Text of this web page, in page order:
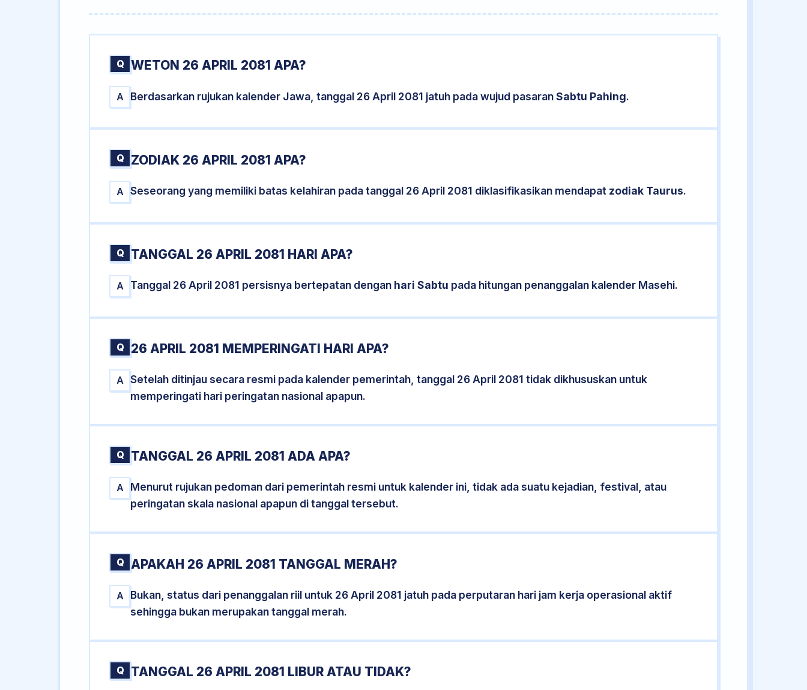
Q WETON 26 APRIL 2081 APA?
A Berdasarkan rujukan kalender Jawa, tanggal 26 April 2081 jatuh pada wujud pasaranSabtu Pahing.
Q ZODIAK 26 APRIL 2081 APA?
A Seseorang yang memiliki batas kelahiran pada tanggal 26 April 2081 diklasifikasikan mendapat zodiak Taurus.
Q TANGGAL 26 APRIL 2081 HARI APA?
A Tanggal 26 April 2081 persisnya bertepatan dengan hari Sabtu pada hitungan penanggalan kalender Masehi.
Q 26 APRIL 2081 MEMPERINGATI HARI APA?
A
Setelah ditinjau secara resmi pada kalender pemerintah, tanggal 26 April 2081 tidak dikhususkan untuk
memperingati hari peringatan nasional apapun.
Q TANGGAL 26 APRIL 2081 ADA APA?
A
Menurut rujukan pedoman dari pemerintah resmi untuk kalender ini, tidak ada suatu kejadian, festival, atau
peringatan skala nasional apapun di tanggal tersebut.
Q APAKAH 26 APRIL 2081 TANGGAL MERAH?
A
Bukan, status dari penanggalan riil untuk 26 April 2081 jatuh pada perputaran hari jam kerja operasional aktif
sehingga bukan merupakan tanggal merah.
Q TANGGAL 26 APRIL 2081 LIBUR ATAU TIDAK?